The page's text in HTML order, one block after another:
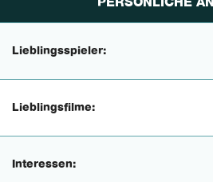
Lieblingsspieler:
Lieblingsfilme:
Interessen: